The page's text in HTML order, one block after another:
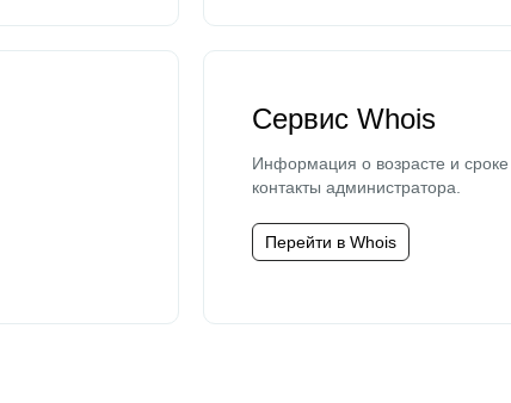
Сервис Whois
Информация о возрасте и сроке
контакты администратора.
Перейти в Whois